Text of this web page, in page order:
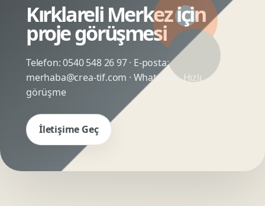
Kırklareli Merkez için
proje görüşmesi
Telefon:0540 548 26 97· E-posta:
merhaba@crea-tif.com · WhatsApp:Hızlı
görüşme
İletişime Geç